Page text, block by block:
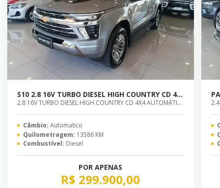
S10 2.8 16V TURBO DIESEL HIGH COUNTRY CD 4X4 AUTOMÁTICO
2.8 16V TURBO DIESEL HIGH COUNTRY CD 4X4 AUTOMÁTICO
Câmbio: Automatico
Quilometragem: 13586 KM
Combustível: Diesel
POR APENAS
R$ 299.900,00